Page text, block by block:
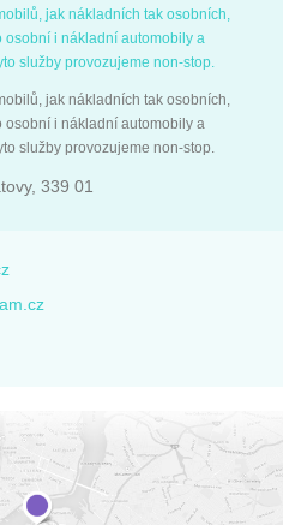
jak nákladních tak osobních,
i nákladní automobily a
služby provozujeme non-stop.
jak nákladních tak osobních,
i nákladní automobily a
služby provozujeme non-stop.
339 01